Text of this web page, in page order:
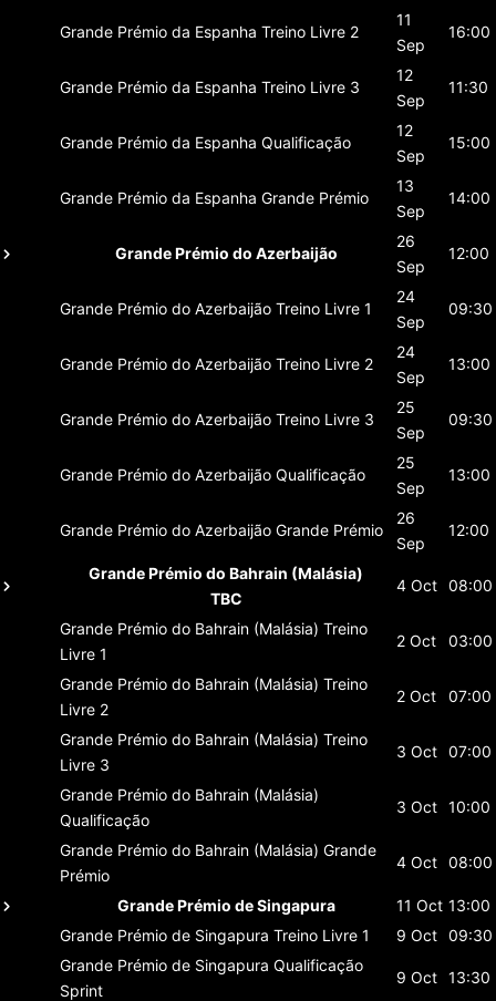
Grande Prémio da Espanha Treino Livre 2
11
Sep
16:00
Grande Prémio da Espanha Treino Livre 3
12
Sep
11:30
Grande Prémio da Espanha Qualificação
12
Sep
15:00
Grande Prémio da Espanha Grande Prémio
13
Sep
14:00
Grande Prémio do Azerbaijão
26
Sep
12:00
Grande Prémio do Azerbaijão Treino Livre 1
24
Sep
09:30
Grande Prémio do Azerbaijão Treino Livre 2
24
Sep
13:00
Grande Prémio do Azerbaijão Treino Livre 3
25
Sep
09:30
Grande Prémio do Azerbaijão Qualificação
25
Sep
13:00
Grande Prémio do Azerbaijão Grande Prémio
26
Sep
12:00
Grande Prémio do Bahrain (Malásia)
TBC
4 Oct 08:00
Grande Prémio do Bahrain (Malásia) Treino
Livre 1
2 Oct 03:00
Grande Prémio do Bahrain (Malásia) Treino
Livre 2
2 Oct 07:00
Grande Prémio do Bahrain (Malásia) Treino
Livre 3
3 Oct 07:00
Grande Prémio do Bahrain (Malásia)
Qualificação
3 Oct 10:00
Grande Prémio do Bahrain (Malásia) Grande
Prémio
4 Oct 08:00
Grande Prémio de Singapura 11 Oct 13:00
Grande Prémio de Singapura Treino Livre 1 9 Oct 09:30
Grande Prémio de Singapura Qualificação
Sprint
9 Oct 13:30